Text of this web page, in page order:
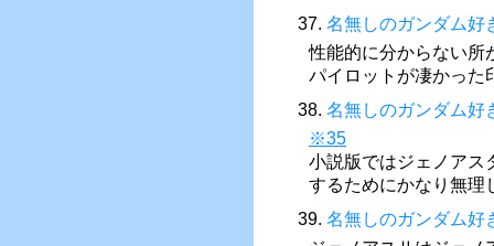
37. 名無しのガンダム好
性能的に分からない所
パイロットが凄かった
38. 名無しのガンダム好
※35
小説版ではジェノア
するためにかなり無理
39. 名無しのガンダム好